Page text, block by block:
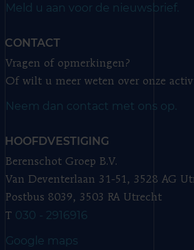
Meld u aan voor de nieuwsbrief.
CONTACT
Vragen of opmerkingen?
Of wilt u meer weten over onze
Neem dan contact met ons op.
HOOFDVESTIGING
Berenschot Groep B.V.
Van Deventerlaan 31-51, 3528 AG
Postbus 8039, 3503 RA Utrecht
T 030 - 2916916
Google maps